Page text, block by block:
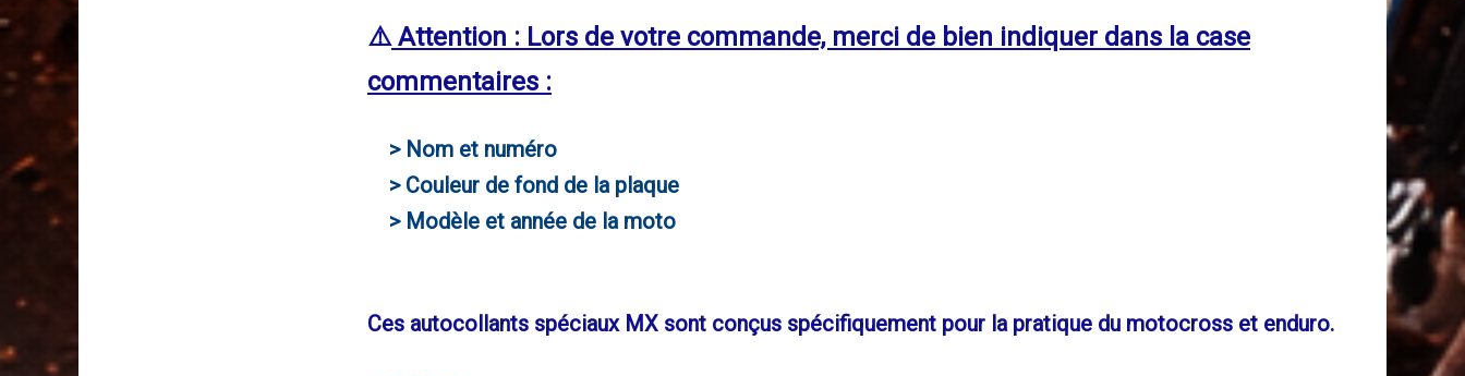
⚠️Attention : Lors de votre commande, merci de bien indiquer dans la case
commentaires :
> Nom et numéro
> Couleur de fond de la plaque
> Modèle et année de la moto
Ces autocollants spéciaux MX sont conçus spécifiquement pour la pratique du motocross et enduro.